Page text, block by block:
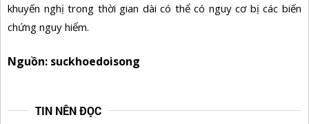
khuyến nghị trong thời gian dài có thể có nguy cơ bị các biến
chứng nguy hiểm.
Nguồn: suckhoedoisong
TIN NÊN ĐỌC